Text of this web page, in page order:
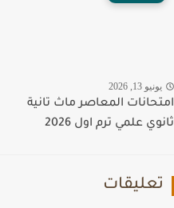
13, 2026
المعاصر ماث تانية
علمي ترم اول 2026